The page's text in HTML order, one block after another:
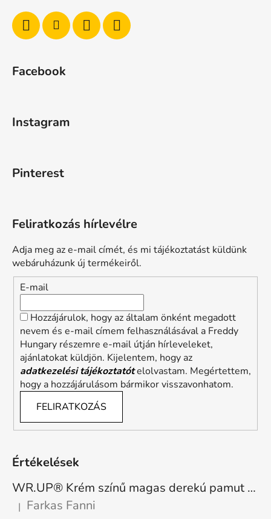
Facebook
Instagram
Pinterest
Feliratkozás hírlevélre
Adja meg az e-mail címét, és mi tájékoztatást küldünk
webáruházunk új termékeiről.
E-mail
Hozzájárulok, hogy az általam önként megadott
nevem és e-mail címem felhasználásával a Freddy
Hungary részemre e-mail útján hírleveleket,
ajánlatokat küldjön. Kijelentem, hogy az
adatkezelési tájékoztatótelolvastam. Megértettem,
hogy a hozzájárulásom bármikor visszavonhatom.
FELIRATKOZÁS
Értékelések
WR.UP® Krém színű magas derekú pamut nadrág RE(MOVE) WRUP1HC001ORG, Z40
A termék értékelése 5-ből 5 csillag.
| Farkas Fanni